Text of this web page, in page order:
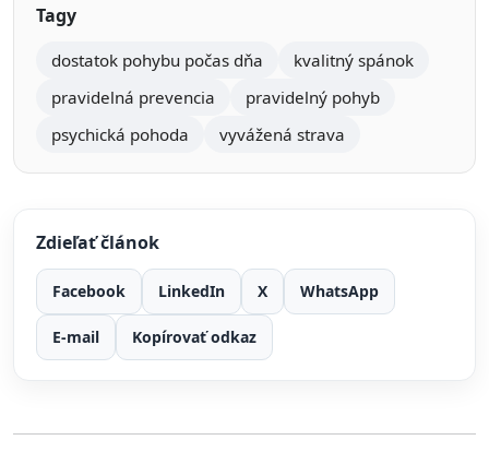
Tagy
dostatok pohybu počas dňa
kvalitný spánok
pravidelná prevencia
pravidelný pohyb
psychická pohoda
vyvážená strava
Zdieľať článok
Facebook LinkedIn X WhatsApp
E-mail Kopírovať odkaz